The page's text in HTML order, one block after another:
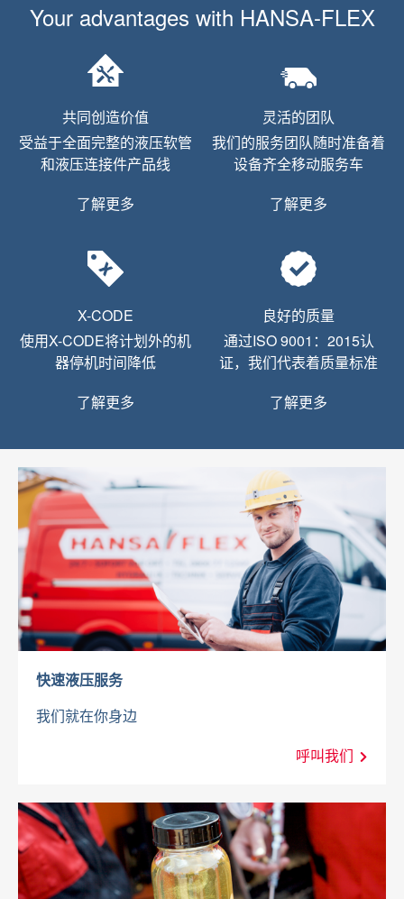
Your advantages with HANSA-FLEX
共同创造价值
受益于全面完整的液压软管
和液压连接件产品线
了解更多
灵活的团队
我们的服务团队随时准备着
设备齐全移动服务车
了解更多
X-CODE
使用X-CODE将计划外的机
器停机时间降低
了解更多
良好的质量
通过ISO 9001：2015认
证，我们代表着质量标准
了解更多
快速液压服务
我们就在你身边
呼叫我们